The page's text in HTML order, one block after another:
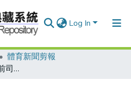
Log In
體育新聞剪報
教育部體育司在歷經前司長張至滿論文抄襲風波及高爾夫球場舞弊案等衝擊後 對趙麗雲司長的期盼/世界杯足球會外賽 鞭炮事件 足球總會裁定 巴西判勝 晉級會內賽